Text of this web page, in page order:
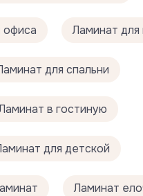
офиса Ламинат для
для спальни
в гостиную
для детской
Ламинат